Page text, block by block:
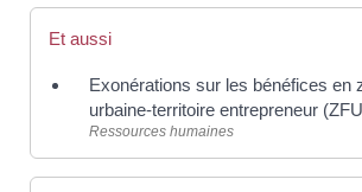
Et aussi
Exonérations sur les bénéfices en
urbaine-territoire entrepreneur
Ressources humaines